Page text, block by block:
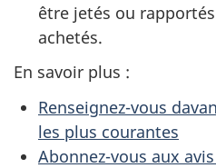
être jetés ou
achetés.
En savoir plus :
Renseignez-vous
les plus courantes
Abonnez-vous aux